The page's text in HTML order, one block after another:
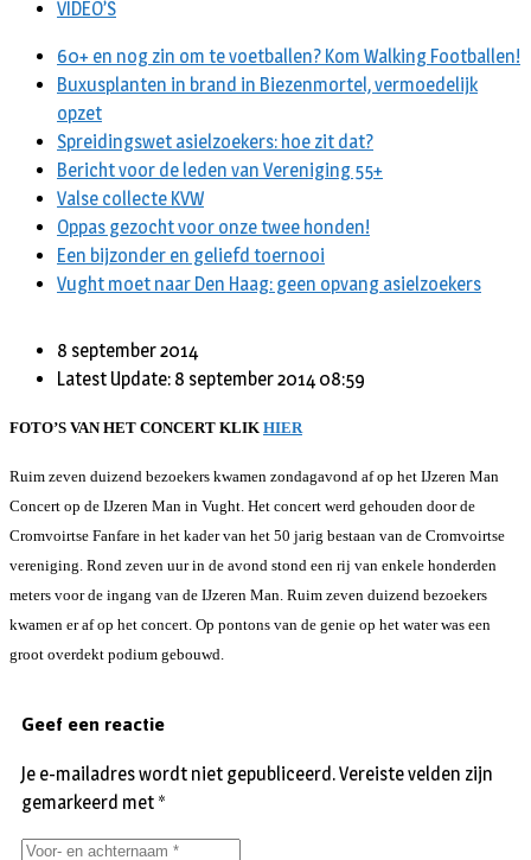
VIDEO’S
60+ en nog zin om te voetballen? Kom Walking Footballen!
Buxusplanten in brand in Biezenmortel, vermoedelijk
opzet
Spreidingswet asielzoekers: hoe zit dat?
Bericht voor de leden van Vereniging 55+
Valse collecte KVW
Oppas gezocht voor onze twee honden!
Een bijzonder en geliefd toernooi
Vught moet naar Den Haag: geen opvang asielzoekers
8 september 2014
Latest Update: 8 september 2014 08:59
FOTO’S VAN HET CONCERT KLIK HIER
Ruim zeven duizend bezoekers kwamen zondagavond af op het IJzeren Man
Concert op de IJzeren Man in Vught. Het concert werd gehouden door de
Cromvoirtse Fanfare in het kader van het 50 jarig bestaan van de Cromvoirtse
vereniging. Rond zeven uur in de avond stond een rij van enkele honderden
meters voor de ingang van de IJzeren Man. Ruim zeven duizend bezoekers
kwamen er af op het concert. Op pontons van de genie op het water was een
groot overdekt podium gebouwd.
Geef een reactie
Je e-mailadres wordt niet gepubliceerd.Vereiste velden zijn
gemarkeerd met *